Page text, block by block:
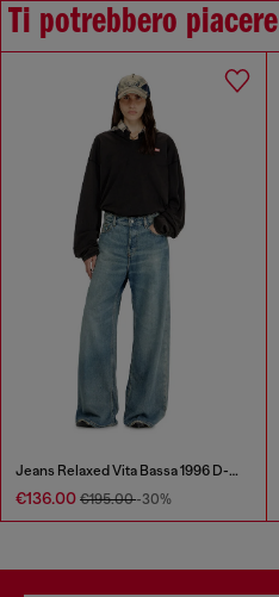
Ti potrebbero piacere
Jeans Relaxed Vita Bassa 1996 D-Sire
€136.00 €195.00-30%